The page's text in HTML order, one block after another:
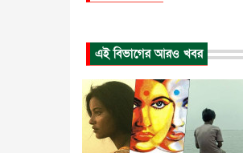
এই বিভাগের আরও খবর